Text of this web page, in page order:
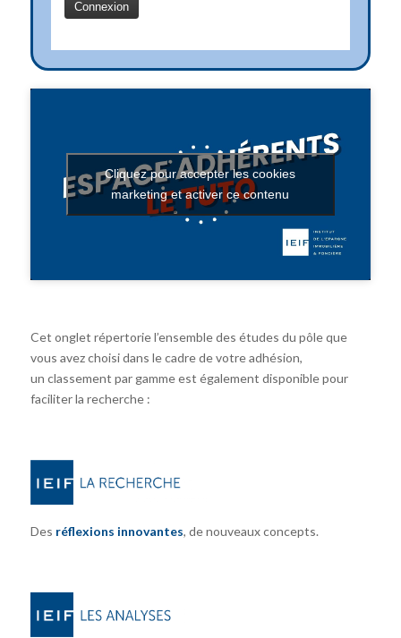
Cliquez pour accepter les cookies
marketing et activer ce contenu
Cet onglet répertorie l’ensemble des études du pôle que
vous avez choisi dans le cadre de votre adhésion,
un classement par gamme est également disponible pour
faciliter la recherche :
Des réflexions innovantes, de nouveaux concepts.